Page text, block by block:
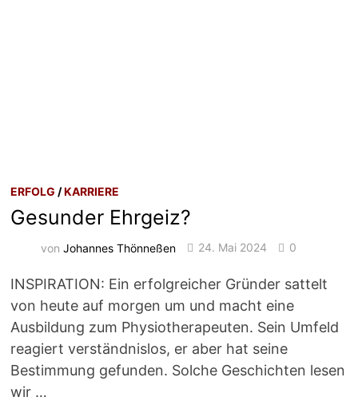
ERFOLG /KARRIERE
Gesunder Ehrgeiz?
vonJohannes Thönneßen 24. Mai 2024 0
INSPIRATION: Ein erfolgreicher Gründer sattelt
von heute auf morgen um und macht eine
Ausbildung zum Physiotherapeuten. Sein Umfeld
reagiert verständnislos, er aber hat seine
Bestimmung gefunden. Solche Geschichten lesen
wir …